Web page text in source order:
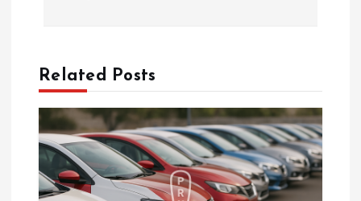
g
e
z
Related Posts